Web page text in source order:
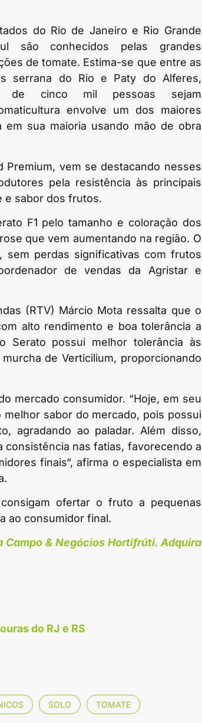
do Rio de Janeiro e Rio Grande
são conhecidos pelas grandes
de tomate. Estima-se que entre as
serrana do Rio e Paty do Alferes,
de cinco mil pessoas sejam
envolve um dos maiores
sua maioria usando mão de obra
Premium, vem se destacando nesses
pela resistência às principais
e sabor dos frutos.
F1 pelo tamanho e coloração dos
que vem aumentando na região. O
sem perdas significativas com frutos
de vendas da Agristar e
(RTV) Márcio Mota ressalta que o
alto rendimento e boa tolerância a
Serato possui melhor tolerância às
de Verticilium, proporcionando
mercado consumidor. “Hoje, em seu
sabor do mercado, pois possui
agradando ao paladar. Além disso,
consistência nas fatias, favorecendo a
finais“, afirma o especialista em
ofertar o fruto a pequenas
ao consumidor final.
& Negócios Hortifrúti. Adquira
do RJ e RS
SOLO TOMATE